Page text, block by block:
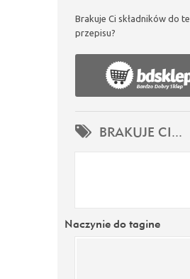
Brakuje Ci składników do
przepisu?
BRAKUJE CI...
Naczynie do tagine